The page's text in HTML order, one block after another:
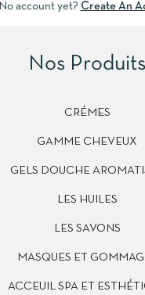
No account yet? Create An
Nos Produits
CRÉMES
GAMME CHEVEUX
GELS DOUCHE
LES HUILES
LES SAVONS
MASQUES ET
ACCEUIL SPA ET